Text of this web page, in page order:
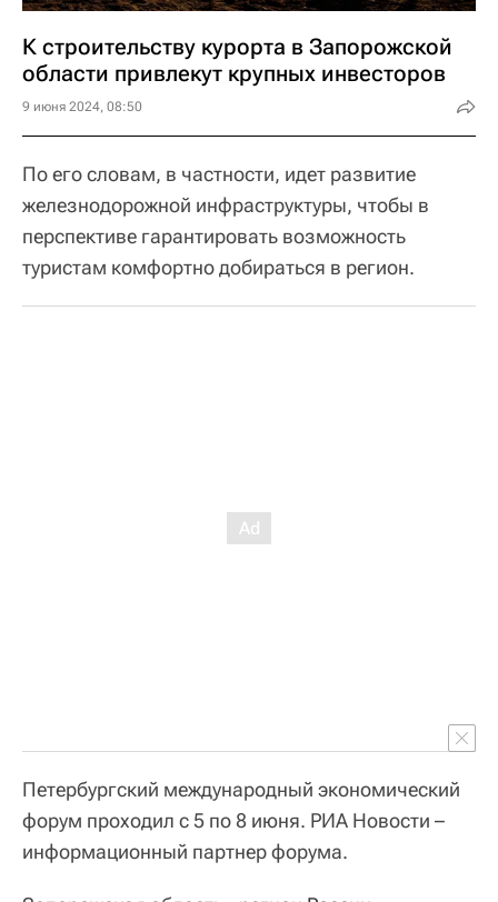
К строительству курорта в Запорожской
области привлекут крупных инвесторов
9 июня 2024, 08:50
По его словам, в частности, идет развитие
железнодорожной инфраструктуры, чтобы в
перспективе гарантировать возможность
туристам комфортно добираться в регион.
Петербургский международный экономический
форум проходил с 5 по 8 июня. РИА Новости –
информационный партнер форума.